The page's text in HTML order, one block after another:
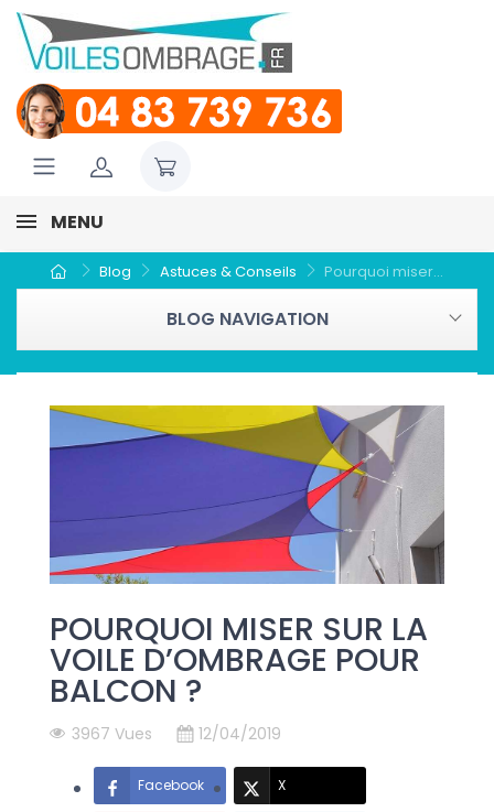
MENU
Blog Astuces & Conseils Pourquoi miser...
BLOG NAVIGATION
POURQUOI MISER SUR LA
VOILE D’OMBRAGE POUR
BALCON ?
3967 Vues 12/04/2019
Facebook X